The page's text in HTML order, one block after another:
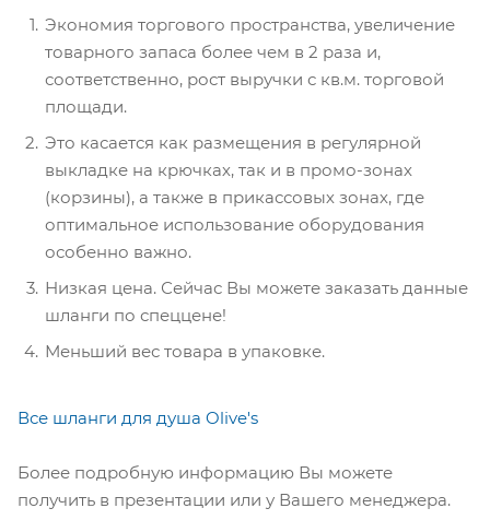
Экономия торгового пространства, увеличение
товарного запаса более чем в 2 раза и,
соответственно, рост выручки с кв.м. торговой
площади.
Это касается как размещения в регулярной
выкладке на крючках, так и в промо-зонах
(корзины), а также в прикассовых зонах, где
оптимальное использование оборудования
особенно важно.
Низкая цена. Сейчас Вы можете заказать данные
шланги по спеццене!
Меньший вес товара в упаковке.
Все шланги для душа Olive's
Более подробную информацию Вы можете
получить в презентации или у Вашего менеджера.